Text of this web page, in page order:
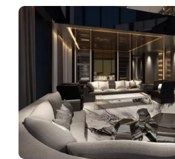
多，而智慧酒店则像是智慧城市的“试
的“先行者”